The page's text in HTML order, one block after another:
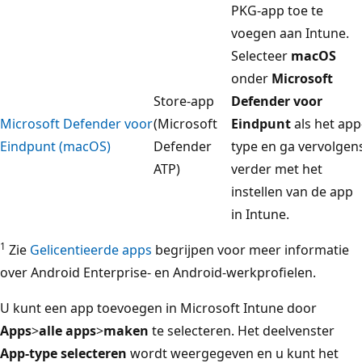
PKG-app toe te
voegen aan Intune.
Microsoft Defender voor
Eindpunt (macOS)
Store-app
(Microsoft
Defender
ATP)
Selecteer macOS
onder Microsoft
Defender voor
Eindpuntals het
type en ga
verder met het
instellen van de app
in Intune.
1 Zie Gelicentieerde apps begrijpen voor meer informatie
over Android Enterprise- en Android-werkprofielen.
U kunt een app toevoegen in Microsoft Intune door
Apps>alle apps>maken te selecteren. Het deelvenster
App-type selecteren wordt weergegeven en u kunt het